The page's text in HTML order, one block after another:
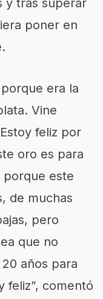
poner en
era la
Vine
feliz por
oro es para
porque este
de muchas
pero
que no
años para
feliz”, comentó